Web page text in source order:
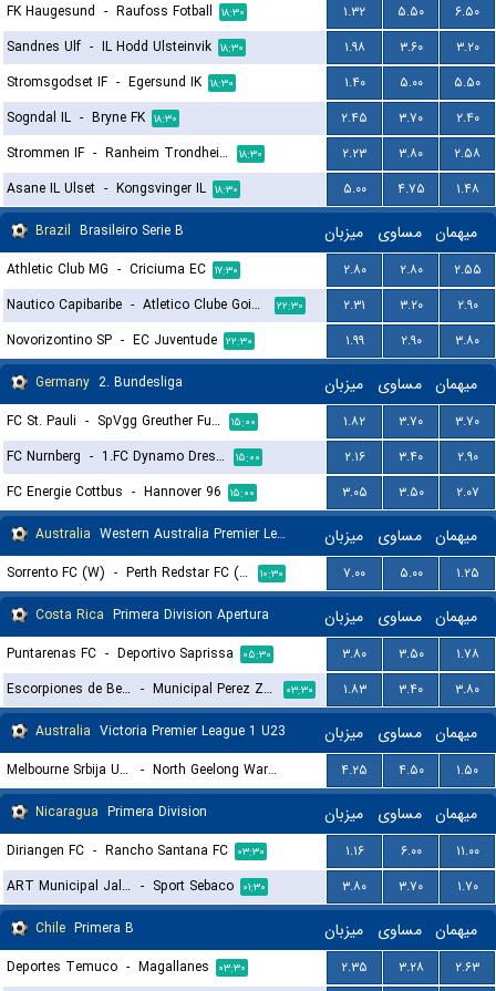
FK Haugesund - Raufoss Fotball ۱۸:۳۰ ۱.۳۲ ۵.۵۰
۶.۵۰
Sandnes Ulf - IL Hodd Ulsteinvik ۱۸:۳۰ ۱.۹۸ ۳.۶۰
۳.۲۰
Stromsgodset IF - Egersund IK ۱۸:۳۰ ۱.۴۰ ۵.۰۰
۵.۵۰
Sogndal IL - Bryne FK ۱۸:۳۰ ۲.۴۵ ۳.۷۰
۲.۴۰
Strommen IF - Ranheim Trondheim ۱۸:۳۰ ۲.۲۳ ۳.۸۰
۲.۵۸
Asane IL Ulset - Kongsvinger IL ۱۸:۳۰ ۵.۰۰ ۴.۷۵
۱.۴۸
Brazil Brasileiro Serie B میزبان مساوی میهمان
Athletic Club MG - Criciuma EC ۱۷:۳۰ ۲.۸۰ ۲.۸۰
۲.۵۵
Nautico Capibaribe - Atletico Clube Goianiense ۲۲:۳۰ ۲.۳۱ ۳.۲۰
۲.۹۰
Novorizontino SP - EC Juventude ۲۲:۳۰ ۱.۹۹ ۲.۹۰
۳.۸۰
Germany 2. Bundesliga میزبان مساوی میهمان
FC St. Pauli - SpVgg Greuther Furth ۱۵:۰۰ ۱.۸۲ ۳.۷۰
۳.۷۰
FC Nurnberg - 1.FC Dynamo Dresden ۱۵:۰۰ ۲.۱۶ ۳.۴۰
۲.۹۰
FC Energie Cottbus - Hannover 96 ۱۵:۰۰ ۳.۰۵ ۳.۵۰
۲.۰۷
Australia Western Australia Premier League Women میزبان مساوی میهمان
Sorrento FC (W) - Perth Redstar FC (W) ۱۰:۳۰ ۷.۰۰ ۵.۰۰
۱.۲۵
Costa Rica Primera Division Apertura میزبان مساوی میهمان
Puntarenas FC - Deportivo Saprissa ۰۵:۳۰ ۳.۸۰ ۳.۵۰
۱.۷۸
Escorpiones de Belen - Municipal Perez Zeledon ۰۳:۳۰ ۱.۸۳ ۳.۴۰
۳.۸۰
Australia Victoria Premier League 1 U23 میزبان مساوی میهمان
Melbourne Srbija U23 - North Geelong Warriors U23
۰۵:۳۰
۴.۲۵ ۴.۵۰
۱.۵۰
Nicaragua Primera Division میزبان مساوی میهمان
Diriangen FC - Rancho Santana FC ۰۳:۳۰ ۱.۱۶ ۶.۰۰
۱۱.۰۰
ART Municipal Jalapa - Sport Sebaco ۰۱:۳۰ ۳.۸۰ ۳.۷۰
۱.۷۰
Chile Primera B میزبان مساوی میهمان
Deportes Temuco - Magallanes ۰۳:۳۰ ۲.۳۵ ۳.۲۸
۲.۶۳